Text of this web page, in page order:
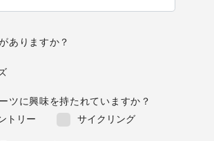
ありますか？
ツに興味を持たれていますか？
トリー
サイクリング